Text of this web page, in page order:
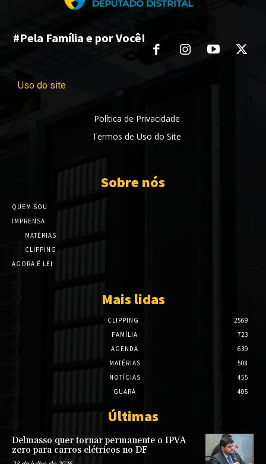
#Pela Família e por Você!
Uso do site
Política de Privacidade
Termos de Uso do Site
Sobre nós
QUEM SOU
IMPRENSA
MATÉRIAS
CLIPPING
AGORA É LEI
Mais lidas
CLIPPING
2569
FAMÍLIA
723
AGENDA
639
MATÉRIAS
508
NOTÍCIAS
455
GUARÁ
405
Últimas
Delmasso quer tornar permanente o IPVA
zero para carros elétricos no DF